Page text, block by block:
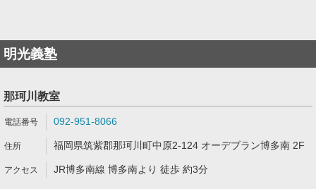
明光義塾
那珂川教室
092-951-8066
福岡県筑紫郡那珂川町中原2-124 オーデブラン博多南 2F
JR博多南線 博多南より 徒歩 約3分